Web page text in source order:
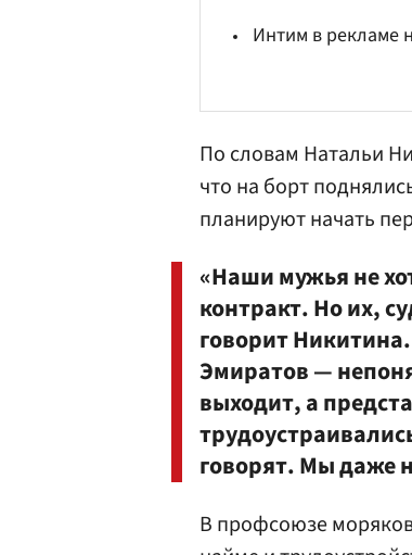
Интим в рекламе
По словам Натальи
что на борт
планируют начать
«Наши мужья не
контракт. Но их,
говорит
Эмиратов —
выходит, а
говорят. Мы даже
В профсоюзе